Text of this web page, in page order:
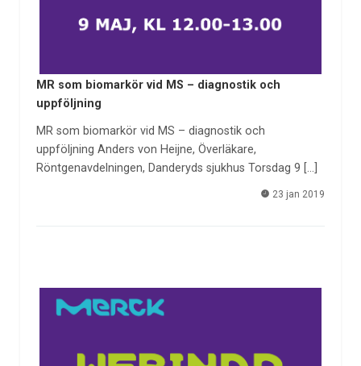
MR som biomarkör vid MS – diagnostik och
uppföljning
MR som biomarkör vid MS – diagnostik och
uppföljning Anders von Heijne, Överläkare,
Röntgenavdelningen, Danderyds sjukhus Torsdag 9 […]
23 jan 2019